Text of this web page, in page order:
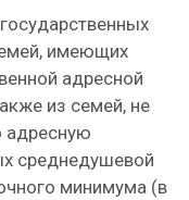
имеющих
адресной
из семей, не
адресную
среднедушевой
минимума (в